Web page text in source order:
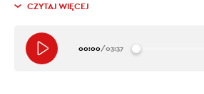
CZYTAJ WIĘCEJ
00:00/03:37